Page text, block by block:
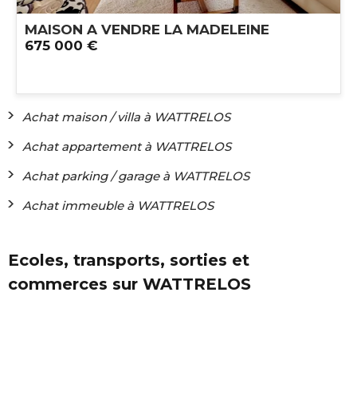
MAISON A VENDRE LA MADELEINE
675 000 €
Achat maison / villa à WATTRELOS
Achat appartement à WATTRELOS
Achat parking / garage à WATTRELOS
Achat immeuble à WATTRELOS
Ecoles, transports, sorties et
commerces sur WATTRELOS